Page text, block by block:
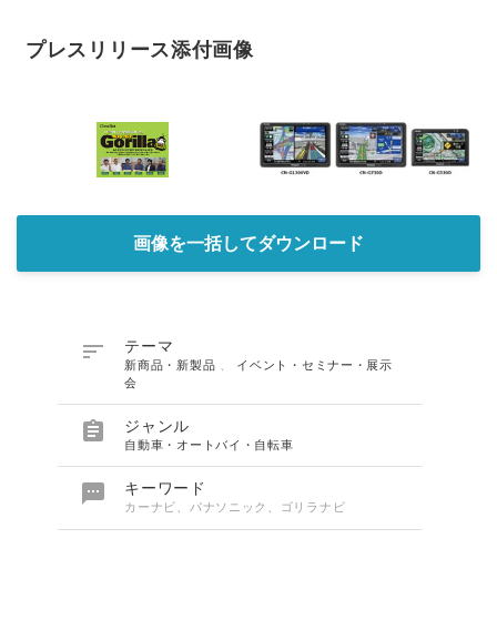
プレスリリース添付画像
画像を一括してダウンロード
 テーマ
新商品・新製品
イベント・セミナー・展示
会
 ジャンル
自動車・オートバイ・自転車
 キーワード
カーナビ、パナソニック、ゴリラナビ